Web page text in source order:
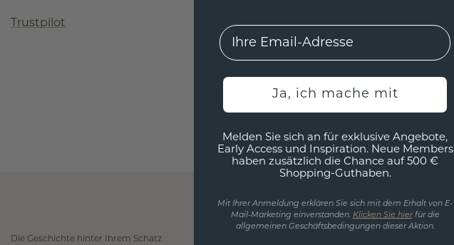
Trustpilot
Die Geschichte hinter Ihrem Schatz
EMail
Ja, ich mache mit
Melden Sie sich an für exklusive Angebote,
Early Access und Inspiration. Neue Members
haben zusätzlich die Chance auf 500 €
Shopping-Guthaben.
Mit Ihrer Anmeldung erklären Sie sich mit dem Erhalt von E-
Mail-Marketing einverstanden. Klicken Sie hierfür die
allgemeinen Geschäftsbedingungen dieser Aktion.